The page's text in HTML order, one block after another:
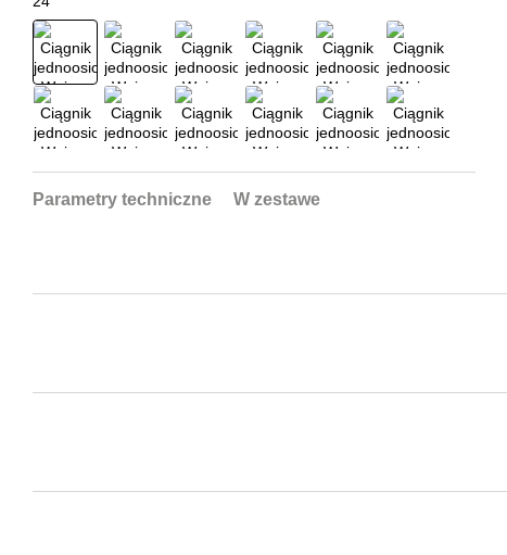
Parametry techniczne W zestawe